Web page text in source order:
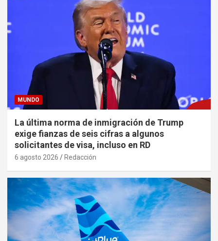
MUNDO
La última norma de inmigración de Trump
exige fianzas de seis cifras a algunos
solicitantes de visa, incluso en RD
6 agosto 2026 Redacción